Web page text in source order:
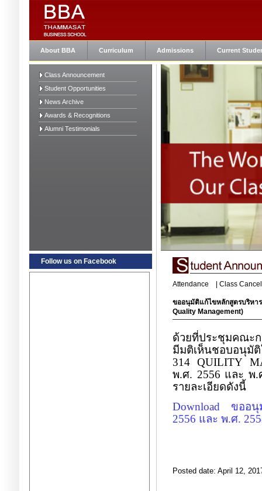
About BBA Curriculum Admissions Current
Class Announcement
Student Opportunities
News Archive
Awards & Recognitions
Alumni Testimonials
Follow us on Facebook
Attendance Class
ขออนุมัติแก้ไขหลักสูตรบริหา
Quality Management)
ด้วยที่ประชุมคณะก
มีมติเห็นชอบอนุมั
314QUILITY
พ.ศ. 2556 และ พ.
รายละเอียดดังนี้
Download ขออ
2556 และ พ.ศ.
Posted date: April 12,